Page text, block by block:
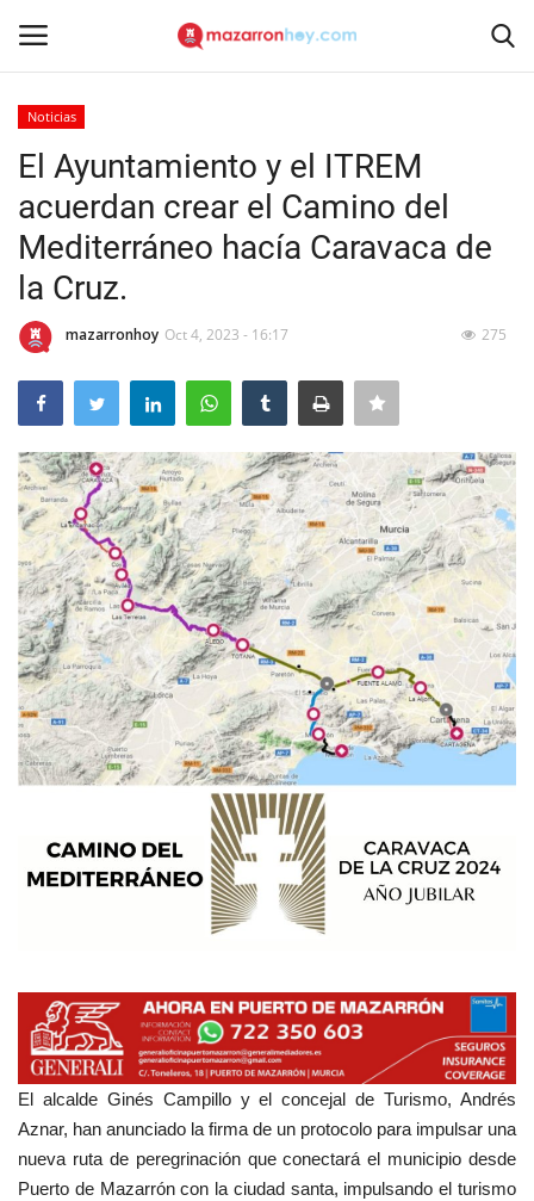
Inicio
Contacto
Noticias
Mazarrón Hoy
Entrevistas
Reportajes
Empresas
Mapa de Mazarrón
Vídeos
Galerías
Empresas
Noticias
El Ayuntamiento y el ITREM
acuerdan crear el Camino del
Mediterráneo hacía Caravaca de
la Cruz.
mazarronhoy Oct 4, 2023 - 16:17 275
El alcalde Ginés Campillo y el concejal de Turismo, Andrés
Aznar, han anunciado la firma de un protocolo para impulsar una
nueva ruta de peregrinación que conectará el municipio desde
Puerto de Mazarrón con la ciudad santa, impulsando el turismo